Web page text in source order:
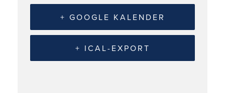
+ GOOGLE KALENDER
+ ICAL-EXPORT